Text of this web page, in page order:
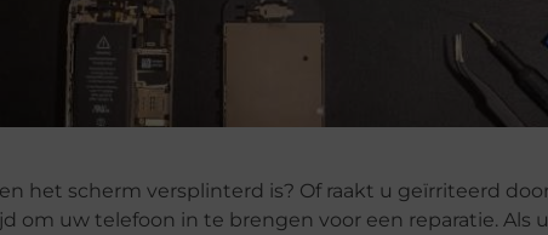
het scherm versplinterd is? Of raakt u geïrriteerd
om uw telefoon in te brengen voor een reparatie. Als